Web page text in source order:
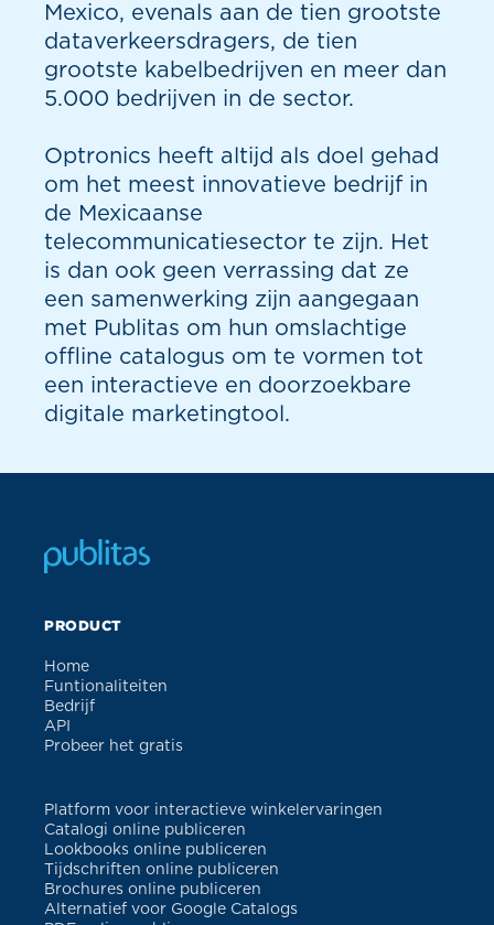
Mexico, evenals aan de tien grootste
dataverkeersdragers, de tien
grootste kabelbedrijven en meer dan
5.000 bedrijven in de sector.
Optronics heeft altijd als doel gehad
om het meest innovatieve bedrijf in
de Mexicaanse
telecommunicatiesector te zijn. Het
is dan ook geen verrassing dat ze
een samenwerking zijn aangegaan
met Publitas om hun omslachtige
offline catalogus om te vormen tot
een interactieve en doorzoekbare
digitale marketingtool.
PRODUCT
Home
Funtionaliteiten
Bedrijf
API
Probeer het gratis
Platform voor interactieve winkelervaringen
Catalogi online publiceren
Lookbooks online publiceren
Tijdschriften online publiceren
Brochures online publiceren
Alternatief voor Google Catalogs